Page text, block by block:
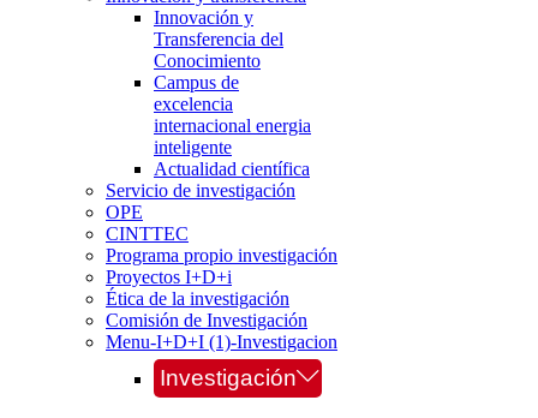
Innovación y
Transferencia del
Conocimiento
Campus de
excelencia
internacional energia
inteligente
Actualidad científica
Servicio de investigación
OPE
CINTTEC
Programa propio investigación
Proyectos I+D+i
Ética de la investigación
Comisión de Investigación
Menu-I+D+I (1)-Investigacion
Investigación